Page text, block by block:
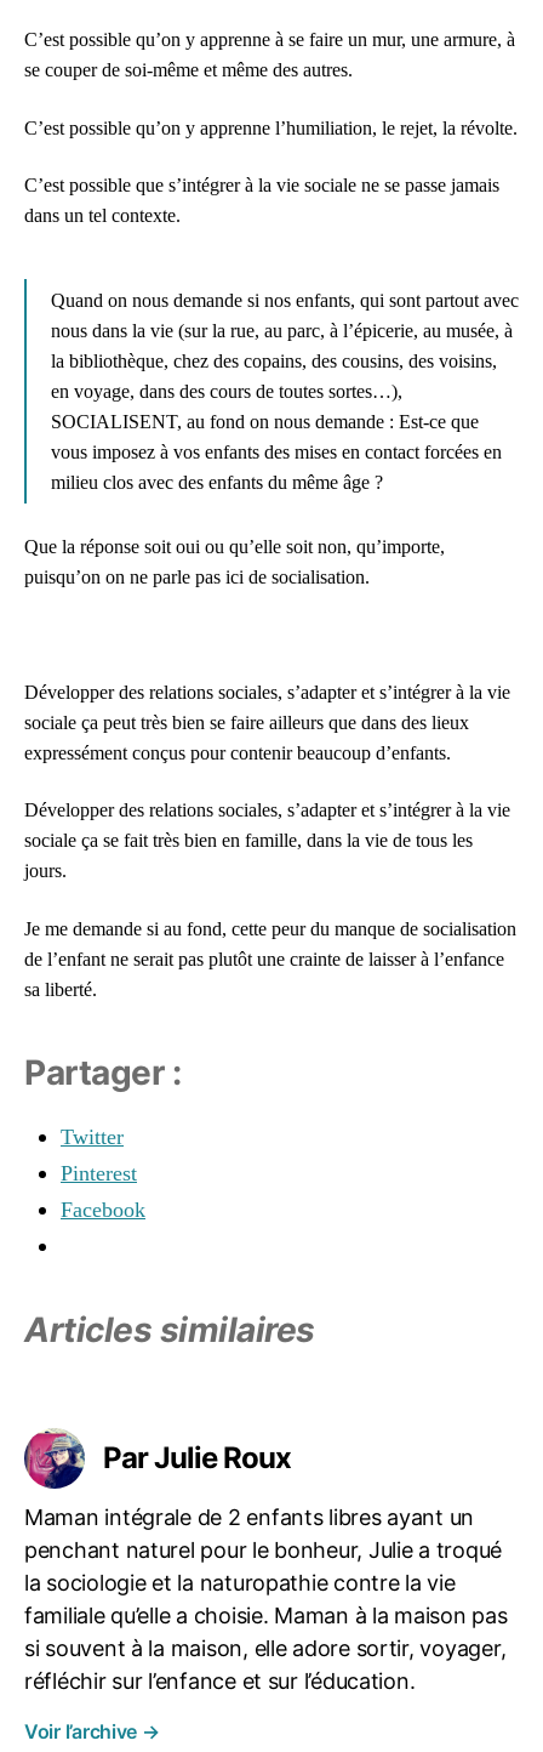
C’est possible qu’on y apprenne à se faire un mur, une armure, à
se couper de soi-même et même des autres.
C’est possible qu’on y apprenne l’humiliation, le rejet, la révolte.
C’est possible que s’intégrer à la vie sociale ne se passe jamais
dans un tel contexte.
Quand on nous demande si nos enfants, qui sont partout avec
nous dans la vie (sur la rue, au parc, à l’épicerie, au musée, à
la bibliothèque, chez des copains, des cousins, des voisins,
en voyage, dans des cours de toutes sortes…),
SOCIALISENT, au fond on nous demande : Est-ce que
vous imposez à vos enfants des mises en contact forcées en
milieu clos avec des enfants du même âge ?
Que la réponse soit oui ou qu’elle soit non, qu’importe,
puisqu’on on ne parle pas ici de socialisation.
Développer des relations sociales, s’adapter et s’intégrer à la vie
sociale ça peut très bien se faire ailleurs que dans des lieux
expressément conçus pour contenir beaucoup d’enfants.
Développer des relations sociales, s’adapter et s’intégrer à la vie
sociale ça se fait très bien en famille, dans la vie de tous les
jours.
Je me demande si au fond, cette peur du manque de socialisation
de l’enfant ne serait pas plutôt une crainte de laisser à l’enfance
sa liberté.
Partager :
Twitter
Pinterest
Facebook
Articles similaires
e
r
d
s
li
n
e
n
s
é
é,
e
n
f
li
é,
s
ci
al
is
a
o
n,
e
Par Julie Roux
Maman intégrale de 2 enfants libres ayant un
penchant naturel pour le bonheur, Julie a troqué
la sociologie et la naturopathie contre la vie
familiale qu’elle a choisie. Maman à la maison pas
si souvent à la maison, elle adore sortir, voyager,
réfléchir sur l’enfance et sur l’éducation.
Voir l’archive →